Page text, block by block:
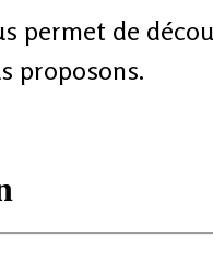
permet de
proposons.